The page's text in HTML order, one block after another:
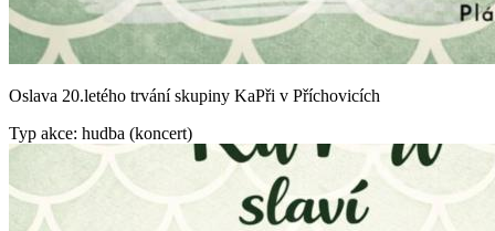
Oslava 20.letého trvání skupiny KaPři v Příchovicích
Typ akce: hudba (koncert)